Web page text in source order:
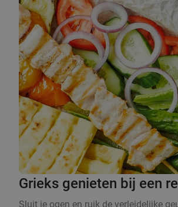
Grieks genieten bij een
Sluit je ogen en ruik de verleidelijke